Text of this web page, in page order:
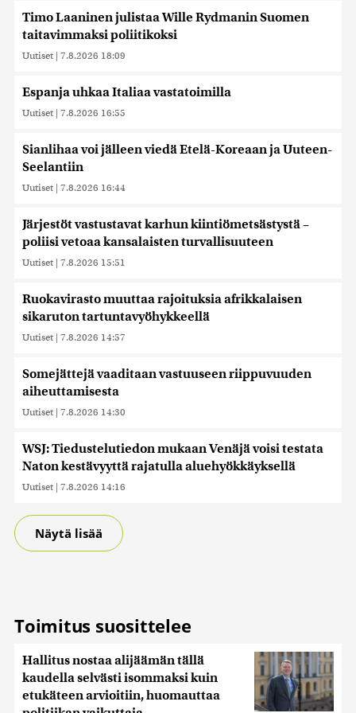
Timo Laaninen julistaa Wille Rydmanin Suomen
taitavimmaksi poliitikoksi
Uutiset | 7.8.2026 18:09
Espanja uhkaa Italiaa vastatoimilla
Uutiset | 7.8.2026 16:55
Sianlihaa voi jälleen viedä Etelä-Koreaan ja Uuteen-
Seelantiin
Uutiset | 7.8.2026 16:44
Järjestöt vastustavat karhun kiintiömetsästystä –
poliisi vetoaa kansalaisten turvallisuuteen
Uutiset | 7.8.2026 15:51
Ruokavirasto muuttaa rajoituksia afrikkalaisen
sikaruton tartuntavyöhykkeellä
Uutiset | 7.8.2026 14:57
Somejättejä vaaditaan vastuuseen riippuvuuden
aiheuttamisesta
Uutiset | 7.8.2026 14:30
WSJ: Tiedustelutiedon mukaan Venäjä voisi testata
Naton kestävyyttä rajatulla aluehyökkäyksellä
Uutiset | 7.8.2026 14:16
Näytä lisää
Toimitus suosittelee
Hallitus nostaa alijäämän tällä
kaudella selvästi isommaksi kuin
etukäteen arvioitiin, huomauttaa